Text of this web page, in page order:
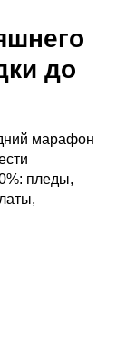
до
марафон
пледы,